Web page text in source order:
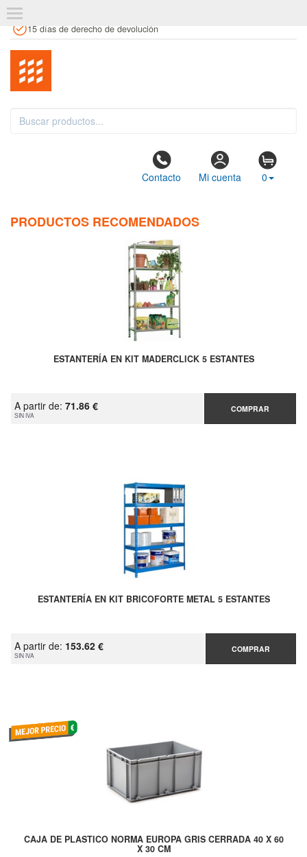
15 días de derecho de devolución
Contacto Mi cuenta 0
PRODUCTOS RECOMENDADOS
ESTANTERÍA EN KIT MADERCLICK 5 ESTANTES
A partir de: 71.86 €
SIN IVA
COMPRAR
ESTANTERÍA EN KIT BRICOFORTE METAL 5 ESTANTES
A partir de: 153.62 €
SIN IVA
COMPRAR
CAJA DE PLASTICO NORMA EUROPA GRIS CERRADA 40 X 60
X 30 CM